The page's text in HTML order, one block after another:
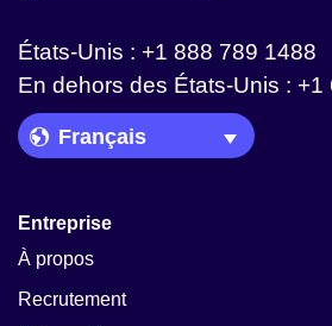
États-Unis : +1 888 789 1488
En dehors des États-Unis : +1
Language Picker
Entreprise
À propos
Recrutement